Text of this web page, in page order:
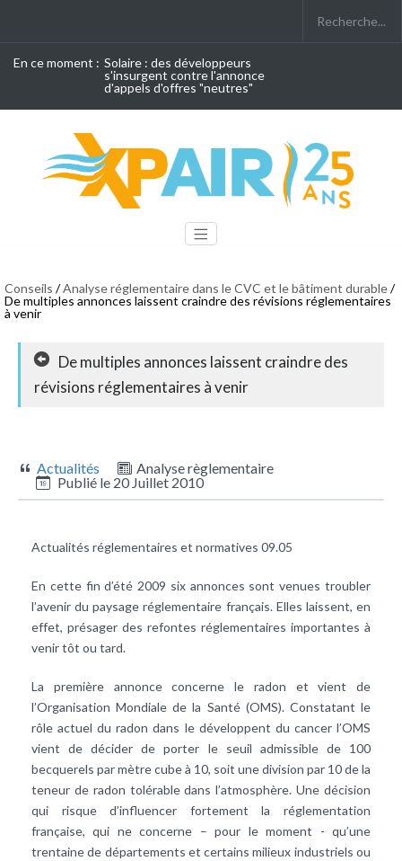
En ce moment : Solaire : des développeurs
s'insurgent contre l'annonce
d'appels d'offres "neutres"
Conseils /Analyse réglementaire dans le CVC et le bâtiment durable/
De multiples annonces laissent craindre des révisions réglementaires
à venir
De multiples annonces laissent craindre des
révisions réglementaires à venir
Actualités
Analyse règlementaire
Publié le 20 Juillet 2010
Actualités réglementaires et normatives 09.05
En cette fin d’été 2009 six annonces sont venues troubler
l’avenir du paysage réglementaire français. Elles laissent, en
effet, présager des refontes réglementaires importantes à
venir tôt ou tard.
La première annonce concerne le radon et vient de
l’Organisation Mondiale de la Santé (OMS). Constatant le
rôle actuel du radon dans le développent du cancer l’OMS
vient de décider de porter le seuil admissible de 100
becquerels par mètre cube à 10, soit une division par 10 de la
teneur de radon tolérable dans l’atmosphère. Une décision
qui risque d’influencer fortement la réglementation
française, qui ne concerne – pour le moment - qu’une
trentaine de départements et certains milieux industriels ou